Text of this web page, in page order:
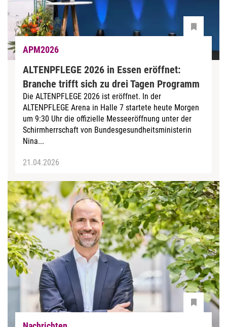
APM2026
ALTENPFLEGE 2026 in Essen eröffnet:
Branche trifft sich zu drei Tagen Programm
Die ALTENPFLEGE 2026 ist eröffnet. In der
ALTENPFLEGE Arena in Halle 7 startete heute Morgen
um 9:30 Uhr die offizielle Messeeröffnung unter der
Schirmherrschaft von Bundesgesundheitsministerin
Nina...
21.04.2026